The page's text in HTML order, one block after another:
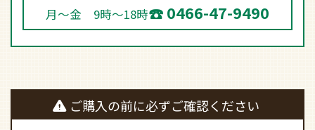
月～金 9時～18時
0466-47-9490
ご購入の前に必ずご確認ください